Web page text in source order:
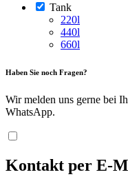
Tank
220l
440l
660l
Haben Sie noch Fragen?
Wir melden uns gerne bei
WhatsApp.
Kontakt per E-